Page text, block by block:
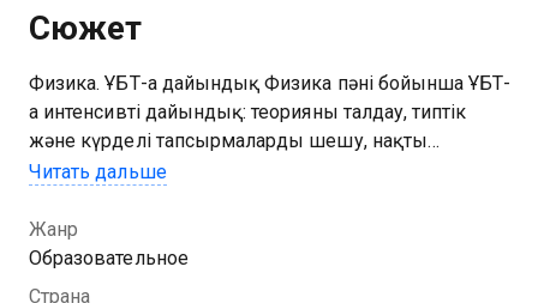
Сюжет
Физика. ҰБТ-ға дайындық Физика пәні бойынша ҰБТ-
ға интенсивті дайындық: теорияны талдау, типтік
және күрделі тапсырмаларды шешу, нақты
нұсқалар бойынша жаттығу. Нақты түсіндірмелер
форматтағы сұрақтарды сенімді орындауға
көмектеседі.
Читать дальше
Жанр
Образовательное
Страна